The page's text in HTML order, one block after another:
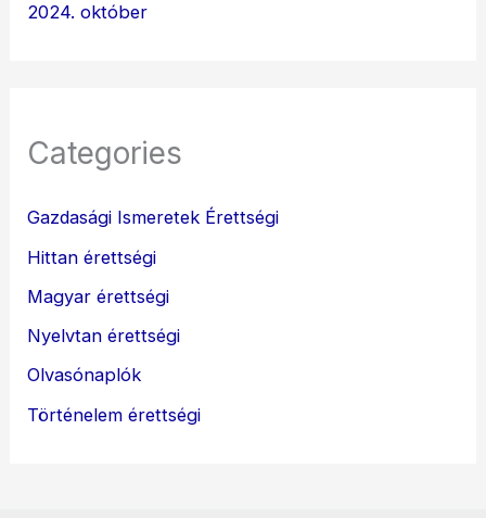
2024. október
Categories
Gazdasági Ismeretek Érettségi
Hittan érettségi
Magyar érettségi
Nyelvtan érettségi
Olvasónaplók
Történelem érettségi